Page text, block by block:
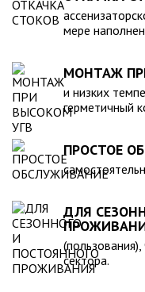
компанией,
действующими
экологическом
мере
МОНТАЖ
и низких
герметичный
ПРОСТОЕ
ДЛЯ
сектора.